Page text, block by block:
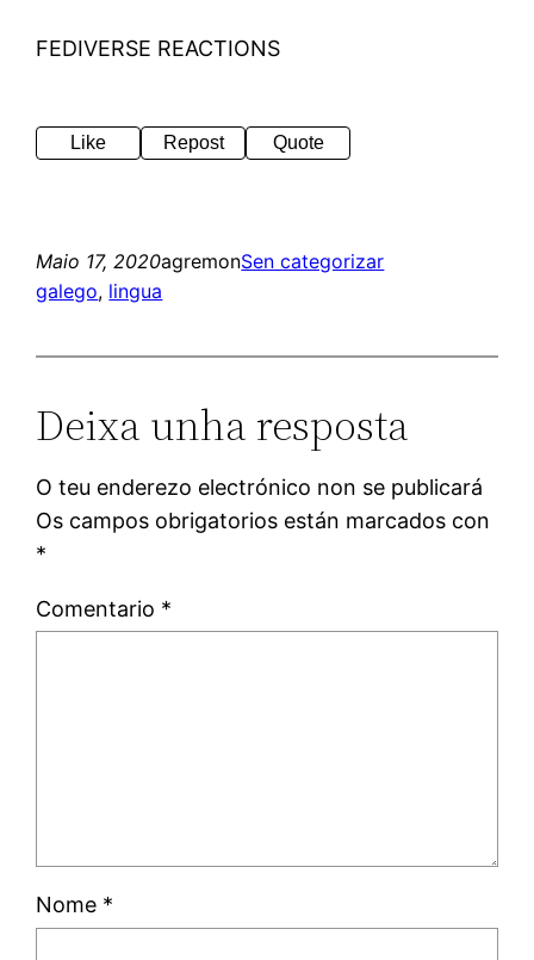
FEDIVERSE REACTIONS
Like Repost Quote
Maio 17, 2020agremonSen categorizar
galego, lingua
Deixa unha resposta
O teu enderezo electrónico non se publicará
Os campos obrigatorios están marcados con
*
Comentario *
Nome *